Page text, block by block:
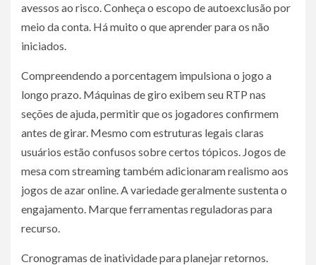
avessos ao risco. Conheça o escopo de autoexclusão por
meio da conta. Há muito o que aprender para os não
iniciados.
Compreendendo a porcentagem impulsiona o jogo a
longo prazo. Máquinas de giro exibem seu RTP nas
seções de ajuda, permitir que os jogadores confirmem
antes de girar. Mesmo com estruturas legais claras
usuários estão confusos sobre certos tópicos. Jogos de
mesa com streaming também adicionaram realismo aos
jogos de azar online. A variedade geralmente sustenta o
engajamento. Marque ferramentas reguladoras para
recurso.
Cronogramas de inatividade para planejar retornos.